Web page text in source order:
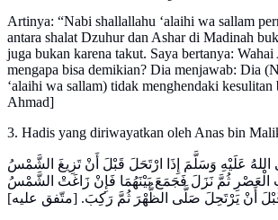
Artinya: “Nabi shallallahu ‘alaihi wa sallam
antara shalat Dzuhur dan Ashar di Madinah
juga bukan karena takut. Saya bertanya:
mengapa bisa demikian? Dia menjawab: Dia
‘alaihi wa sallam) tidak menghendaki
Ahmad]
3. Hadis yang diriwayatkan oleh Anas bin
عَلَيْهِ وَسَلَّمَ إِذَا ارْتَحَلَ قَبْلَ أَنْ تَزِيغَ الشَّمْسُ
الْعَصْرِ ثُمَّ نَزَلَ فَجَمَعَ بَيْنَهُمَا فَإِنْ زَاغَتْ الشَّمْسُ
أَنْ يَرْتَحِلَ صَلَّى الظُّهْرَ ثُمَّ رَكِبَ. [متّفق عليه]